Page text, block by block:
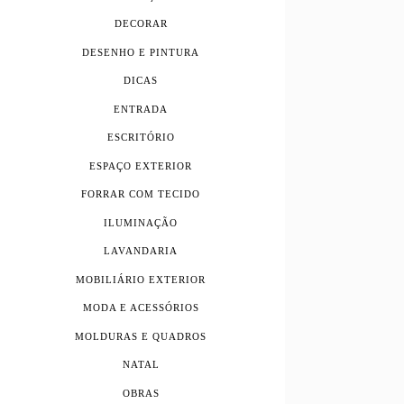
DECORAR
DESENHO E PINTURA
DICAS
ENTRADA
ESCRITÓRIO
ESPAÇO EXTERIOR
FORRAR COM TECIDO
ILUMINAÇÃO
LAVANDARIA
MOBILIÁRIO EXTERIOR
MODA E ACESSÓRIOS
MOLDURAS E QUADROS
NATAL
OBRAS